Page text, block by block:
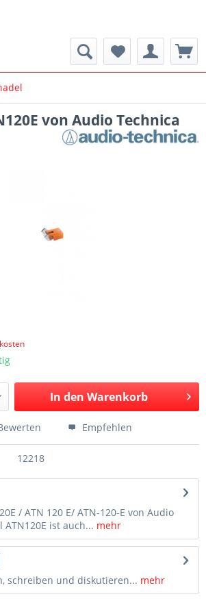
von Audio Technica
In den Warenkorb
Empfehlen
12218
/ ATN 120 E/ ATN-120-E von Audio
ist auch... mehr
schreiben und diskutieren... mehr